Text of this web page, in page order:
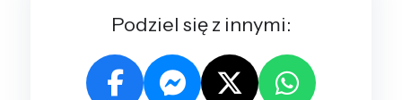
Podziel się z innymi: